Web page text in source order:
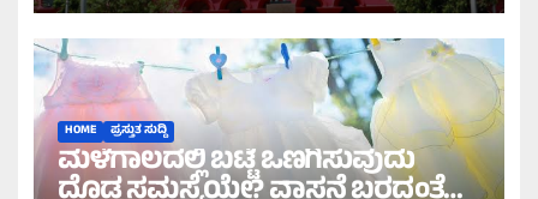
HOME ಪ್ರಸ್ತುತ ಸುದ್ದಿ
ಮಳೆಗಾಲದಲ್ಲಿ ಬಟ್ಟೆ ಒಣಗಿಸುವುದು